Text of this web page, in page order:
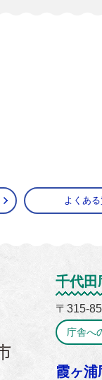
よくあ
かすみがう
千代田
〒315-
庁舎へ
霞ヶ浦